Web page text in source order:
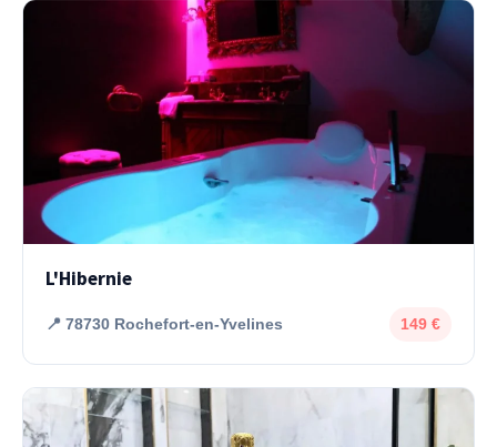
L'Hibernie
📍 78730 Rochefort-en-Yvelines 149 €